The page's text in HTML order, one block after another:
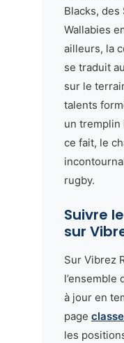
Blacks,
Wallabies
ailleurs, la
se traduit
sur le
talents
un tremplin
ce fait, le
rugby.
Suivre
sur
Sur Vibrez
l’ensemble
à jour en
page
les